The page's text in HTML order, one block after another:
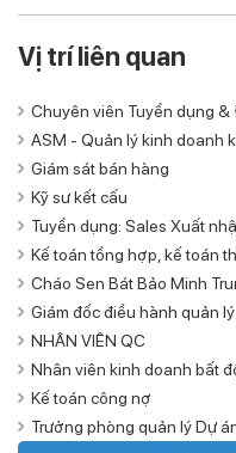
Vị trí liên quan
Chuyên viên Tuyển dụng &
ASM - Quản lý kinh doanh
Giám sát bán hàng
Kỹ sư kết cấu
Tuyển dụng: Sales Xuất
Kế toán tổng hợp, kế toán
Cháo Sen Bát Bảo Minh
Giám đốc điều hành quản
NHÂN VIÊN QC
Nhân viên kinh doanh bất
Kế toán công nợ
Trưởng phòng quản lý Dự